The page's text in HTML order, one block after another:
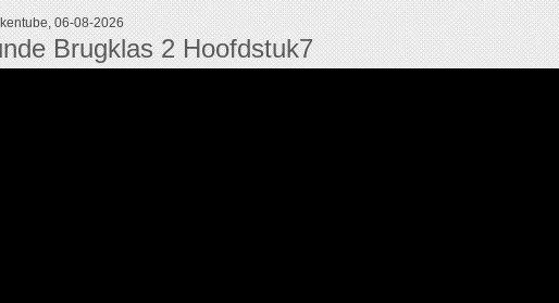
06-08-2026
Brugklas 2 Hoofdstuk7